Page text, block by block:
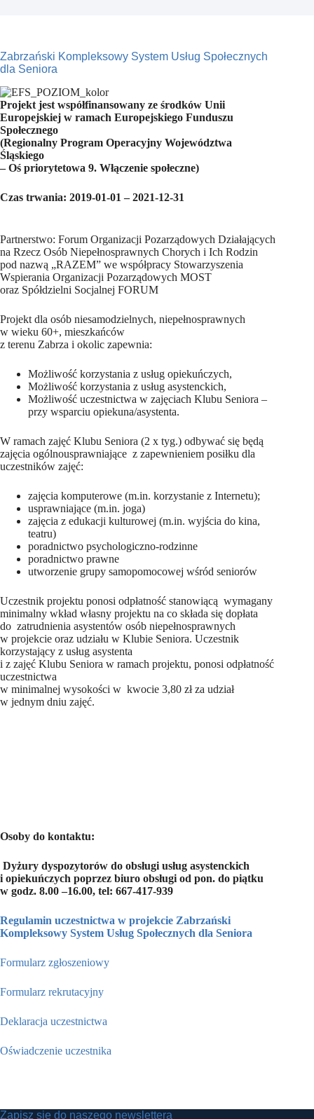
Zabrzański Kompleksowy System Usług Społecznych
dla Seniora
Projekt jest współfinansowany ze środków Unii
Europejskiej w ramach Europejskiego Funduszu
Społecznego
(Regionalny Program Operacyjny Województwa
Śląskiego
– Oś priorytetowa 9. Włączenie społeczne)
Czas trwania: 2019-01-01 – 2021-12-31
Partnerstwo: Forum Organizacji Pozarządowych Działających
na Rzecz Osób Niepełnosprawnych Chorych i Ich Rodzin
pod nazwą „RAZEM” we współpracy Stowarzyszenia
Wspierania Organizacji Pozarządowych MOST
oraz Spółdzielni Socjalnej FORUM
Projekt dla osób niesamodzielnych, niepełnosprawnych
w wieku 60+, mieszkańców
z terenu Zabrza i okolic zapewnia:
Możliwość korzystania z usług opiekuńczych,
Możliwość korzystania z usług asystenckich,
Możliwość uczestnictwa w zajęciach Klubu Seniora –
przy wsparciu opiekuna/asystenta.
W ramach zajęć Klubu Seniora (2 x tyg.) odbywać się będą
zajęcia ogólnousprawniające z zapewnieniem posiłku dla
uczestników zajęć:
zajęcia komputerowe (m.in. korzystanie z Internetu);
usprawniające (m.in. joga)
zajęcia z edukacji kulturowej (m.in. wyjścia do kina,
teatru)
poradnictwo psychologiczno-rodzinne
poradnictwo prawne
utworzenie grupy samopomocowej wśród seniorów
Uczestnik projektu ponosi odpłatność stanowiącą wymagany
minimalny wkład własny projektu na co składa się dopłata
do zatrudnienia asystentów osób niepełnosprawnych
w projekcie oraz udziału w Klubie Seniora. Uczestnik
korzystający z usług asystenta
i z zajęć Klubu Seniora w ramach projektu, ponosi odpłatność
uczestnictwa
w minimalnej wysokości w kwocie 3,80 zł za udział
w jednym dniu zajęć.
Osoby do kontaktu:
Dyżury dyspozytorów do obsługi usług asystenckich
i opiekuńczych poprzez biuro obsługi od pon. do piątku
w godz. 8.00–16.00, tel: 667-417-939
Regulamin uczestnictwa w projekcie Zabrzański
Kompleksowy System Usług Społecznych dla Seniora
Formularz zgłoszeniowy
Formularz rekrutacyjny
Deklaracja uczestnictwa
Oświadczenie uczestnika
Zapisz się do naszego newslettera